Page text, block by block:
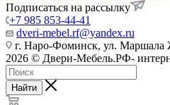
Подписаться на рассылку
+7 985 853-44-41
dveri-mebel.rf@yandex.ru
г. Наро-Фоминск, ул. Маршала
2026 © Двери-Мебель.РФ-
Найти